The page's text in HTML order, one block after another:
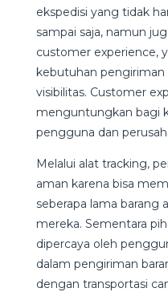
ekspedisi yang tidak
sampai saja, namun
customer experience,
kebutuhan
visibilitas. Customer
menguntungkan bagi
pengguna dan
Melalui alat tracking,
aman karena bisa
seberapa lama barang
mereka. Sementara
dipercaya oleh
dalam pengiriman
dengan transportasi